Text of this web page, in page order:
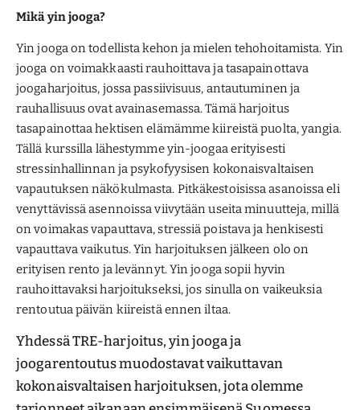
Mikä yin jooga?
Yin jooga on todellista kehon ja mielen tehohoitamista. Yin
jooga on voimakkaasti rauhoittava ja tasapainottava
joogaharjoitus, jossa passiivisuus, antautuminen ja
rauhallisuus ovat avainasemassa. Tämä harjoitus
tasapainottaa hektisen elämämme kiireistä puolta, yangia.
Tällä kurssilla lähestymme yin-joogaa erityisesti
stressinhallinnan ja psykofyysisen kokonaisvaltaisen
vapautuksen näkökulmasta. Pitkäkestoisissa asanoissa eli
venyttävissä asennoissa viivytään useita minuutteja, millä
on voimakas vapauttava, stressiä poistava ja henkisesti
vapauttava vaikutus. Yin harjoituksen jälkeen olo on
erityisen rento ja levännyt. Yin jooga sopii hyvin
rauhoittavaksi harjoitukseksi, jos sinulla on vaikeuksia
rentoutua päivän kiireistä ennen iltaa.
Yhdessä TRE-harjoitus, yin jooga ja
joogarentoutus muodostavat vaikuttavan
kokonaisvaltaisen harjoituksen, jota olemme